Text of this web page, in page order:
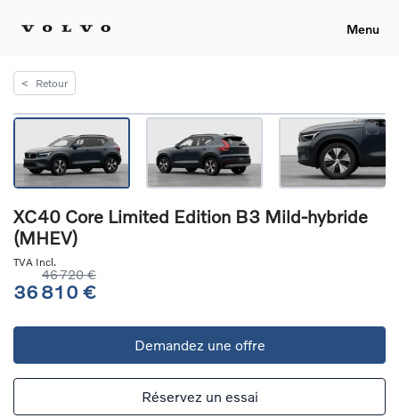
Menu
< Retour
XC40 Core Limited Edition B3 Mild-hybride
(MHEV)
TVA Incl.
46 720 €
36 810 €
Demandez une offre
Réservez un essai